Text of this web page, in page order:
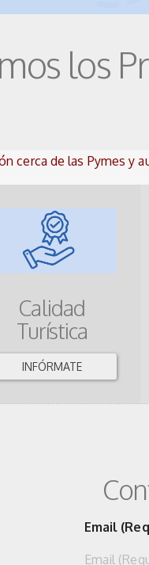
los
cerca de las Pymes
Calidad
Turística
INFÓRMATE
Email